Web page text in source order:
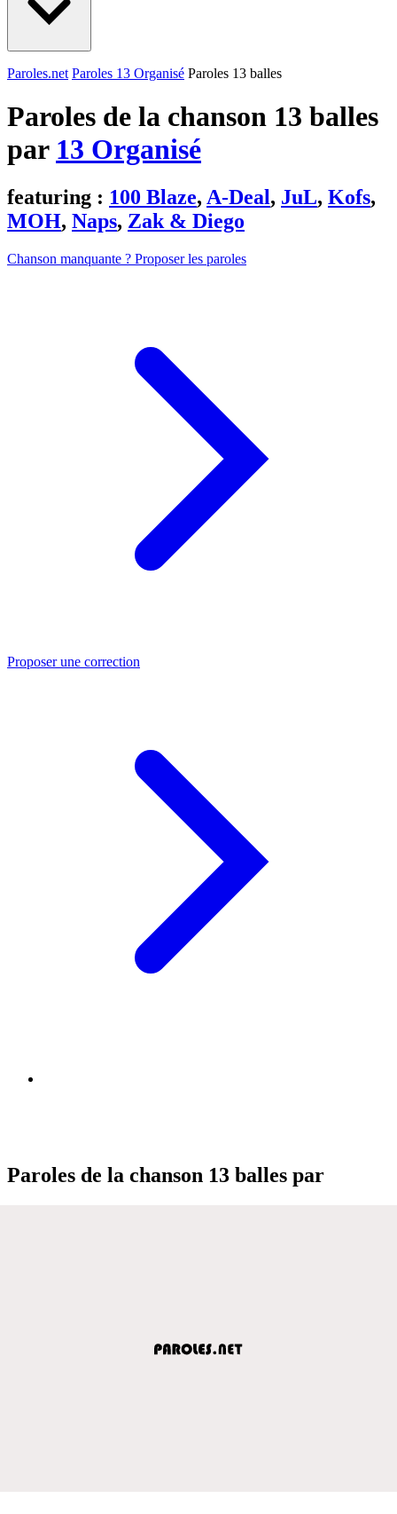
Paroles.net Paroles 13 Organisé Paroles 13 balles
Paroles de la chanson 13 balles
par 13 Organisé
featuring : 100 Blaze, A-Deal, JuL, Kofs,
MOH, Naps, Zak & Diego
Chanson manquante ? Proposer les paroles
Proposer une correction
Paroles de la chanson 13 balles par